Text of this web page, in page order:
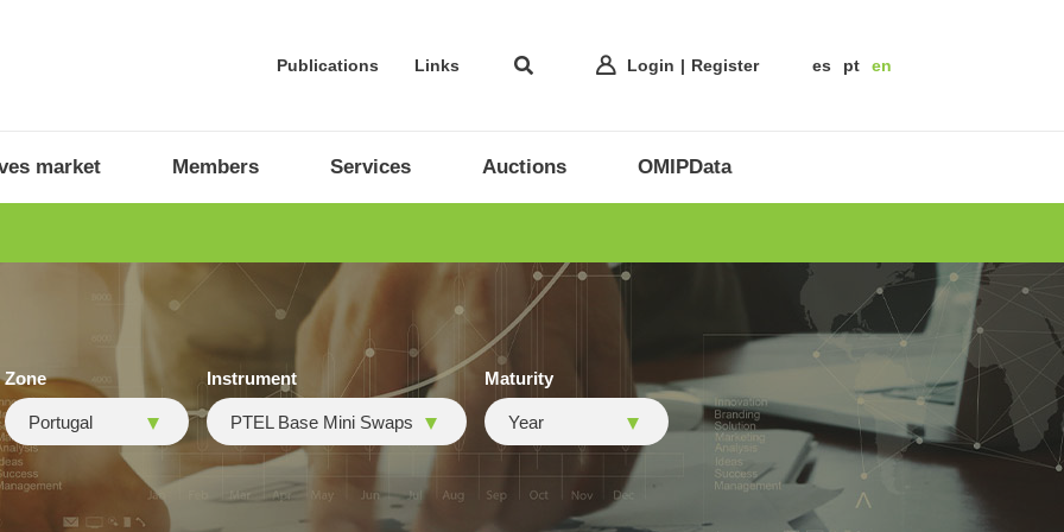
Publications Links Login Register es pt en
market Members Services Auctions OMIPData
Zone
Portugal
Instrument
PTEL Base Mini Swaps
Maturity
Year